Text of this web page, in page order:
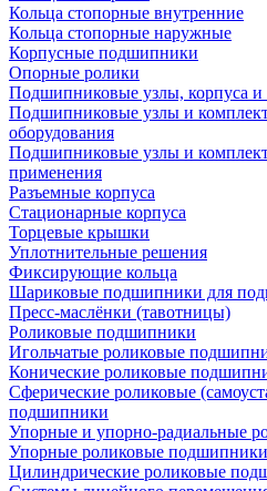
Кольца стопорные внутренние
Кольца стопорные наружные
Корпусные подшипники
Опорные ролики
Подшипниковые узлы, корпуса
Подшипниковые узлы и
оборудования
Подшипниковые узлы и
применения
Разъемные корпуса
Стационарные корпуса
Торцевые крышки
Уплотнительные решения
Фиксирующие кольца
Шариковые подшипники для
Пресс-маслёнки (тавотницы)
Роликовые подшипники
Игольчатые роликовые
Конические роликовые
Сферические роликовые
подшипники
Упорные и упорно-радиальные
Упорные роликовые подшипники
Цилиндрические роликовые